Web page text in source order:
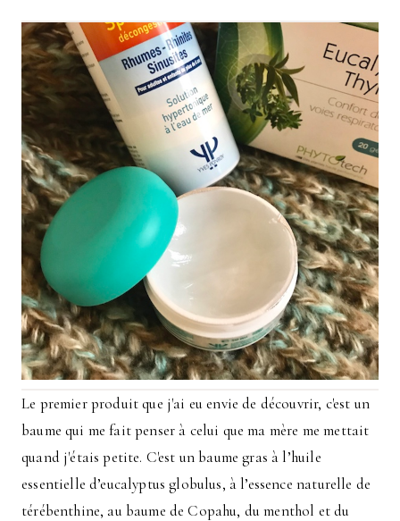
Le premier produit que j'ai eu envie de découvrir, c'est un
baume qui me fait penser à celui que ma mère me mettait
quand j'étais petite. C'est un baume gras à l’huile
essentielle d’eucalyptus globulus, à l’essence naturelle de
térébenthine, au baume de Copahu, du menthol et du